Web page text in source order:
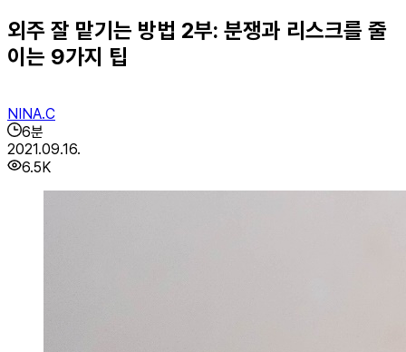
외주 잘 맡기는 방법 2부: 분쟁과 리스크를 줄
이는 9가지 팁
NINA.C
6분
2021.09.16.
6.5K